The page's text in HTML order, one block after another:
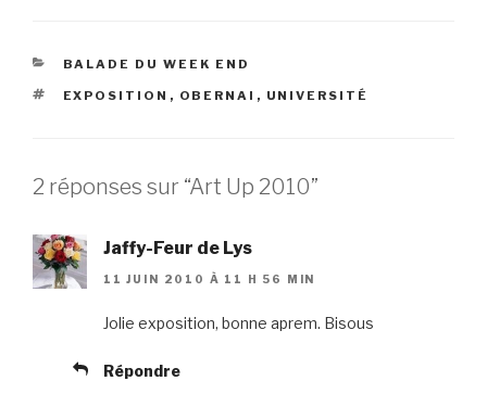
CATÉGORIES
BALADE DU WEEK END
ÉTIQUETTES
EXPOSITION , OBERNAI , UNIVERSITÉ
2 réponses sur “Art Up 2010”
Jaffy-Feur de Lys
11 JUIN 2010 À 11 H 56 MIN
Jolie exposition, bonne aprem. Bisous
Répondre